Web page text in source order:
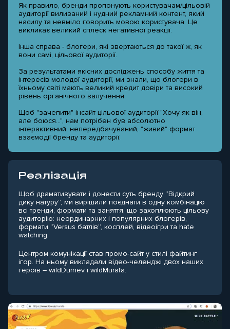
Як правило, бренди пропонують користувачам/цільовій
аудиторії вилизаний і нудний рекламний контент, який
насилу та невміло говорить мовою користувача. Це
викликає великий сплеск негативної реакції.
Інша справа - блогери, які звертаються до такої ж, як
вони самі, цільової аудиторії.
За результатами якісних досліджень способу життя та
інтересів молодої аудиторії, ми знали, що блогери в
їхньому світі мають великий кредит довіри та високий
рівень органічного залучення.
Щоб "зачепити" інсайт цільової аудиторії "Хочу як він,
але боюся...", нам потрібен був абсолютно
інтерактивний, непередбачуваний, "живий" формат
взаємодії бренду та аудиторії.
Реалізація
Щоб драматизувати і донести суть бренду “Відкрий
дику натуру”, ми вирішили поєднати в одну комбінацію
всі тренди, формати та заняття, що захоплюють цільову
аудиторію: неординарних і популярних блогерів,
формати “Versus батлів”, косплей, відеоігри та hate
watching.
Центром комунікації став промо-сайт у стилі файтинг
ігор. На ньому викладали відео-челенджі двох наших
героїв – wildDurnev і wildMurafa.